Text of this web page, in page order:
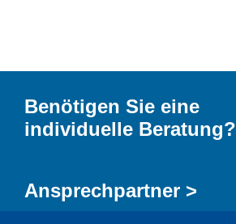
Benötigen Sie eine
individuelle Beratung?
Ansprechpartner >